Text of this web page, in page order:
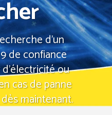
d'un
de confiance
ou
cas de panne
maintenant.